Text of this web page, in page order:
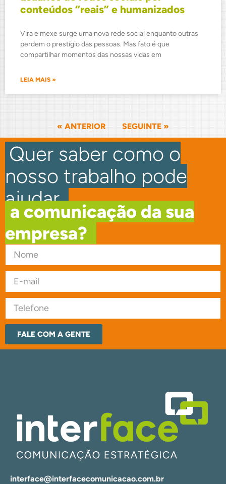
conteúdos “reais” e humanizados
Vira e mexe surge uma nova rede social enquanto outras
perdem o prestígio das pessoas. Mas fato é que
compartilhar momentos das nossas vidas em
LEIA MAIS »
« ANTERIOR SEGUINTE »
Quer saber como o
nosso trabalho pode
ajudar.
a comunicação da sua
empresa?
FALE COM A GENTE
interface@interfacecomunicacao.com.br